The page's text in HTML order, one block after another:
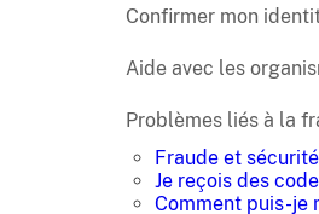
Confirmer mon
Aide avec les
Problèmes liés à la
Fraude et sécurité
Je reçois des
Comment puis-je